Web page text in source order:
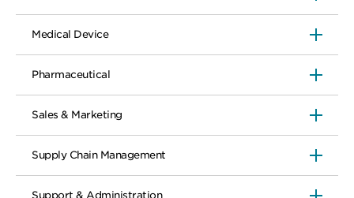
Medical Device
Pharmaceutical
Sales & Marketing
Supply Chain Management
Support & Administration